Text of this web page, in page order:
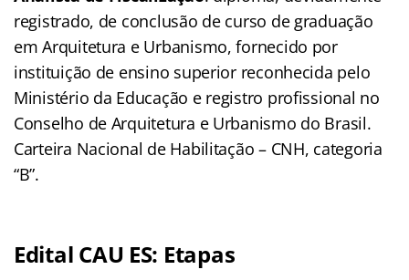
registrado, de conclusão de curso de graduação
em Arquitetura e Urbanismo, fornecido por
instituição de ensino superior reconhecida pelo
Ministério da Educação e registro profissional no
Conselho de Arquitetura e Urbanismo do Brasil.
Carteira Nacional de Habilitação – CNH, categoria
“B”.
Edital CAU ES: Etapas